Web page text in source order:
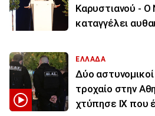
Καρυστιανού -
καταγγέλει
ΕΛΛΑΔΑ
Δύο
τροχαίο στην
χτύπησε ΙΧ που